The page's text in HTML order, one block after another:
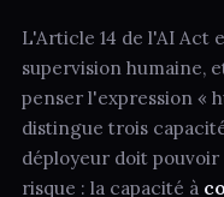
L'Article 14 de l'AI Act
supervision humaine,
penser l'expression «
distingue trois
déployeur doit
risque : la capacité à